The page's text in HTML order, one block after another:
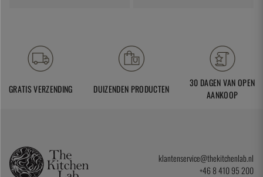
GRATIS VERZENDING DUIZENDEN PRODUCTEN
30 DAGEN VAN OPEN
AANKOOP
klantenservice@thekitchenlab.nl
+46 8 410 95 200